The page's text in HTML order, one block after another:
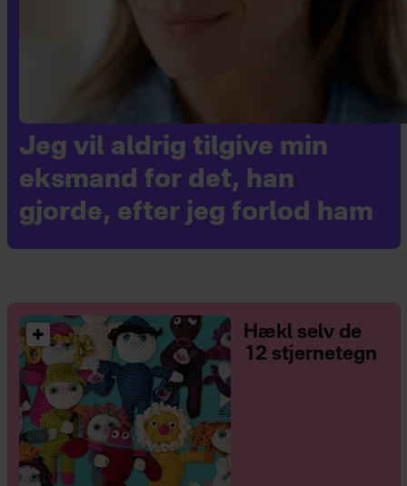
Jeg vil aldrig tilgive min
eksmand for det, han
gjorde, efter jeg forlod ham
Hækl selv de
12 stjernetegn